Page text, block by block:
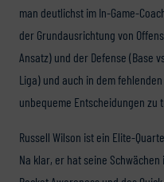
man deutlichst im In-Game-
der Grundausrichtung von
Ansatz) und der Defense (Base
Liga) und auch in dem
unbequeme Entscheidungen zu
Russell Wilson ist ein Elite-
Na klar, er hat seine